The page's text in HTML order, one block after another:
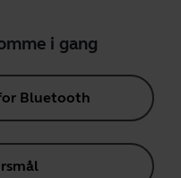
i gang
Bluetooth